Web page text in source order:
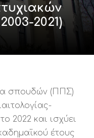
2021)
σπουδών (ΠΠΣ)
2022 και ισχύει
έτους